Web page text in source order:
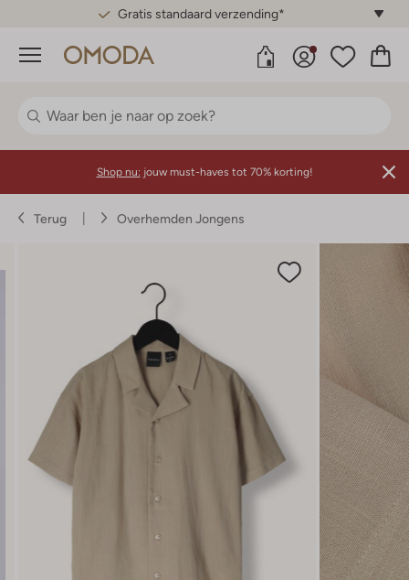
Gratis standaard verzending*
Menu
Shop nu: jouw must-haves tot 70% korting!
Terug Overhemden Jongens